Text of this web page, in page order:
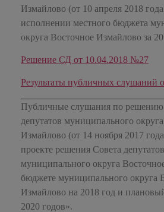
Измайлово (от 10 апреля 2018
исполнении местного бюджета
округа Восточное Измайлово за
Решение СД от 10.04.2018 №27
Результаты публичных слушаний
Публичные слушания по решению
депутатов муниципального
Измайлово (от 14 ноября 2017
проекте решения Совета депутатов
муниципального округа
бюджете муниципального округа
Измайлово на 2018 год и
2020 годов».